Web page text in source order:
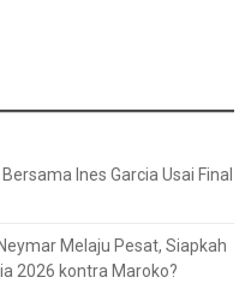
Ines Garcia Usai Final
Melaju Pesat, Siapkah
2026 kontra Maroko?